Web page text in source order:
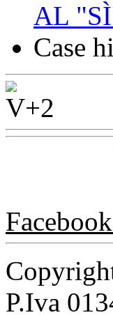
AL
Case
Facebook
P.Iva